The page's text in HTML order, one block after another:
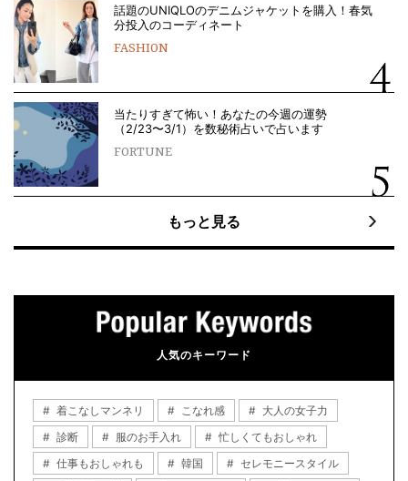
話題のUNIQLOのデニムジャケットを購入！春気
分投入のコーディネート
FASHION
当たりすぎて怖い！あなたの今週の運勢
（2/23〜3/1）を数秘術占いで占います
FORTUNE
もっと見る
人気のキーワード
着こなしマンネリ こなれ感
大人の女子力
診断
服のお手入れ
忙しくてもおしゃれ
仕事もおしゃれも
韓国
セレモニースタイル